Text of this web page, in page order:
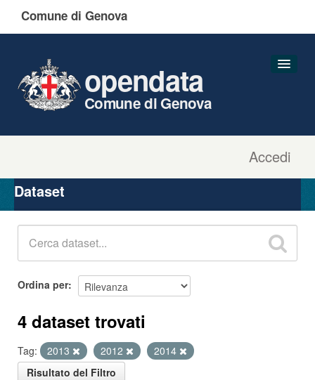
Comune di Genova
Accedi
opendata
Comune di Genova
Organizzazioni
Gruppi
Dataset
Ordina per
4 dataset trovati
Tag: 2013 2012
2014
Risultato del Filtro